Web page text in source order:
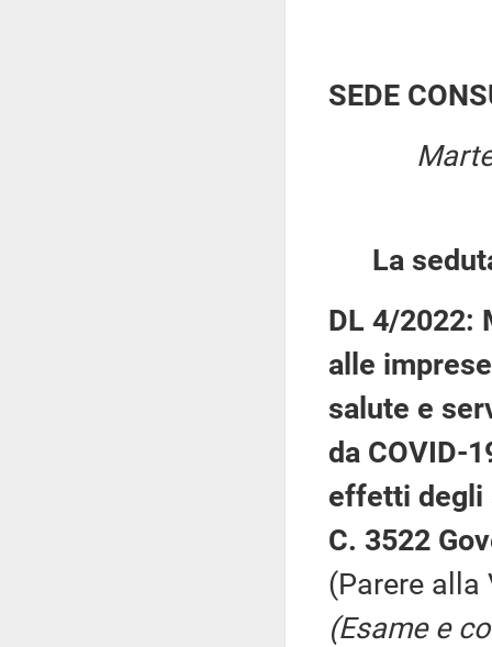
SEDE
La
DL 4/2022:
alle
salute e
da COVID-
effetti degli
C. 3522
(Parere alla
(Esame e